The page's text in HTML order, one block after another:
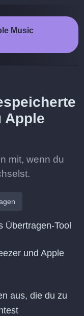
Music
Apple
mit, wenn du
Übertragen-Tool
und Apple
aus, die du zu